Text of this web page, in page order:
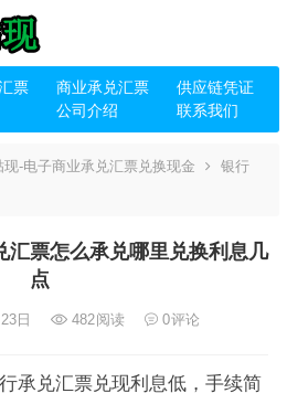
票 商业承兑汇票
供应链凭证
公司介绍 联系我们
-电子商业承兑汇票兑换现金
银行
汇票怎么承兑哪里兑换利息几
点
日 482阅读 0评论
承兑汇票兑现利息低，手续简